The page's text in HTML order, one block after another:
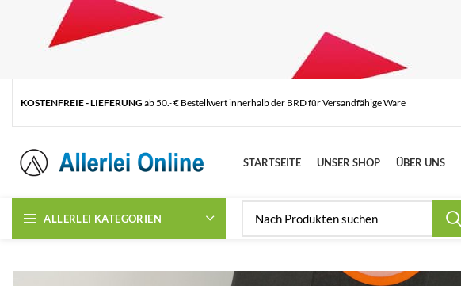
KOSTENFREIE - LIEFERUNG ab 50.- € Bestellwert innerhalb der BRD für Versandfähige Ware
STARTSEITE UNSER SHOP ÜBER UNS
ALLERLEI KATEGORIEN